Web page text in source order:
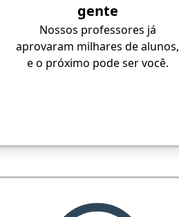
gente
Nossos professores já
aprovaram milhares de alunos,
e o próximo pode ser você.